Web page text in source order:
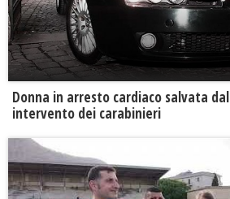
Donna in arresto cardiaco salvata
intervento dei carabinieri